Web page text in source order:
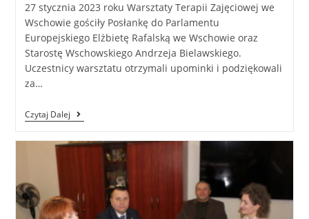
27 stycznia 2023 roku Warsztaty Terapii Zajęciowej we
Wschowie gościły Posłankę do Parlamentu
Europejskiego Elżbietę Rafalską we Wschowie oraz
Starostę Wschowskiego Andrzeja Bielawskiego.
Uczestnicy warsztatu otrzymali upominki i podziękowali
za…
Czytaj Dalej